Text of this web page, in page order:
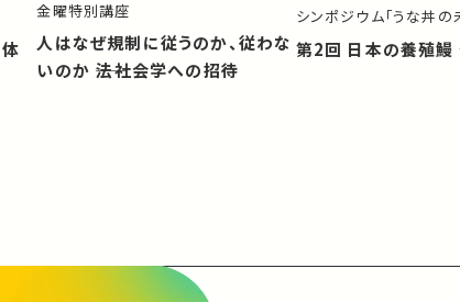
金曜特別講座
人はなぜ規制に従うのか、従わな
いのか ――法社会学への招待
シンポジウム「うな丼の
第2回 日本の養殖